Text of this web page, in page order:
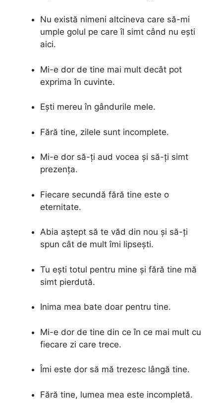
Nu există nimeni altcineva care să-mi
umple golul pe care îl simt când nu ești
aici.
Mi-e dor de tine mai mult decât pot
exprima în cuvinte.
Ești mereu în gândurile mele.
Fără tine, zilele sunt incomplete.
Mi-e dor să-ți aud vocea și să-ți simt
prezența.
Fiecare secundă fără tine este o
eternitate.
Abia aștept să te văd din nou și să-ți
spun cât de mult îmi lipsești.
Tu ești totul pentru mine și fără tine mă
simt pierdută.
Inima mea bate doar pentru tine.
Mi-e dor de tine din ce în ce mai mult cu
fiecare zi care trece.
Îmi este dor să mă trezesc lângă tine.
Fără tine, lumea mea este incompletă.